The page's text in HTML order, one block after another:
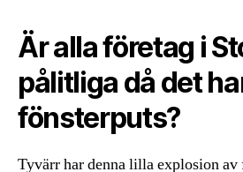
Är alla företag i
pålitliga då det
fönsterputs?
Tyvärr har denna lilla explosion av